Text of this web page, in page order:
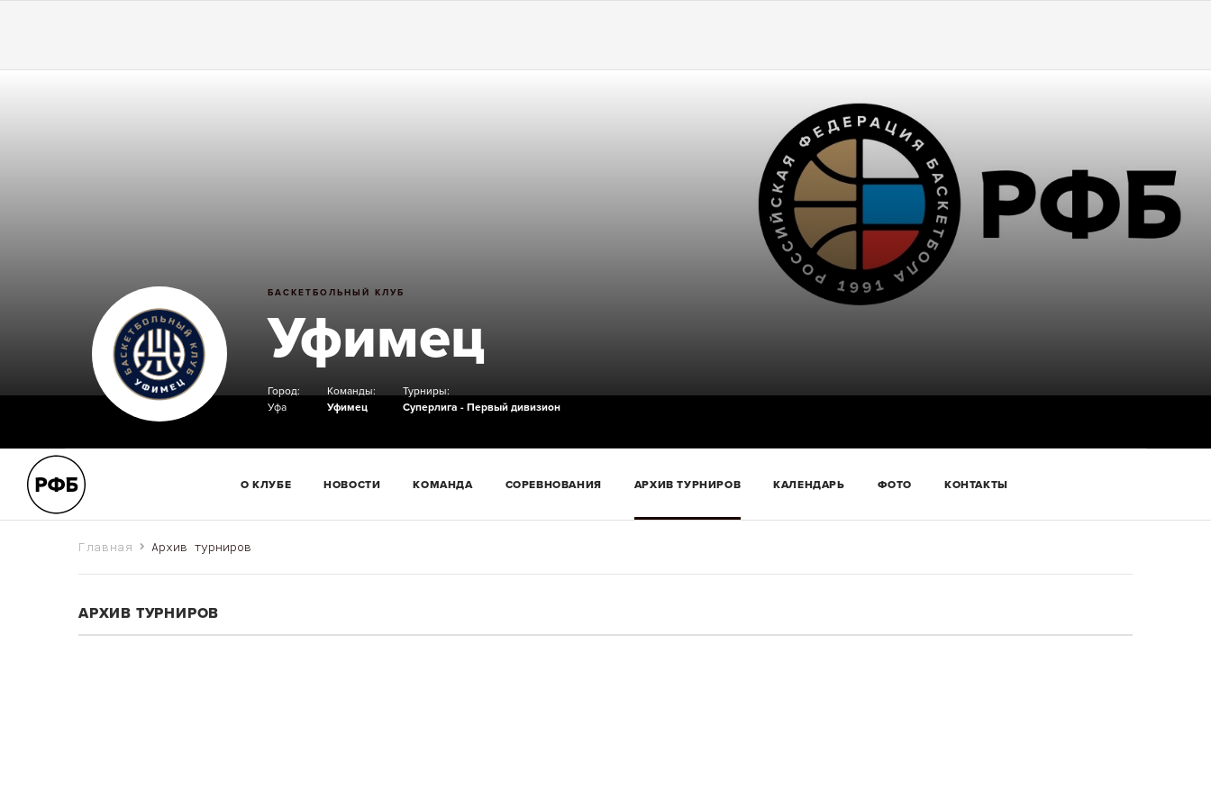
БАСКЕТБОЛЬНЫЙ КЛУБ
Уфимец
Город:
Уфа
Команды:
Уфимец
Турниры:
Суперлига - Первый дивизион
О КЛУБЕ НОВОСТИ КОМАНДА СОРЕВНОВАНИЯ АРХИВ ТУРНИРОВ КАЛЕНДАРЬ ФОТО КОНТАКТЫ
Главная Архив турниров
АРХИВ ТУРНИРОВ